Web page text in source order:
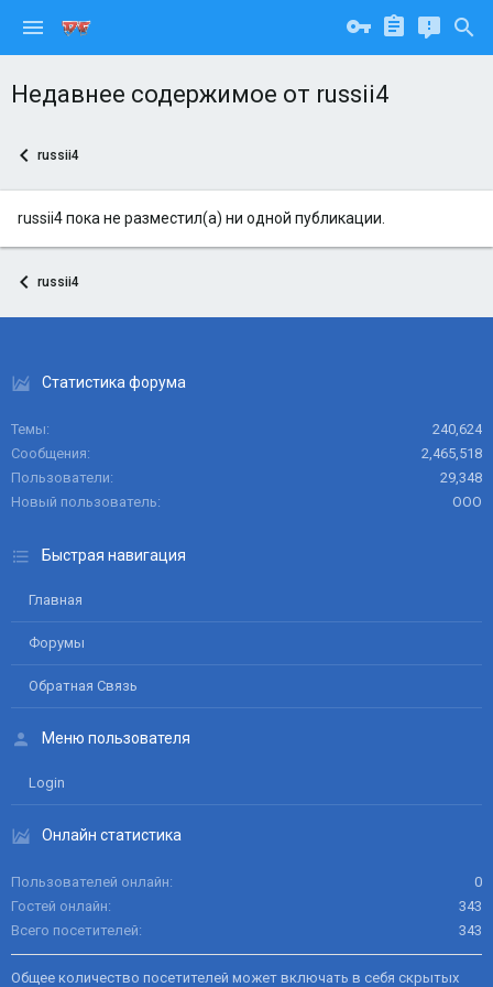
Недавнее содержимое от russii4
russii4
russii4 пока не разместил(а) ни одной публикации.
russii4
Статистика форума
Темы
240,624
Сообщения
2,465,518
Пользователи
29,348
Новый пользователь
ООО
Быстрая навигация
Главная
Форумы
Обратная Связь
Меню пользователя
Login
Онлайн статистика
Пользователей онлайн
0
Гостей онлайн
343
Всего посетителей
343
Общее количество посетителей может включать в себя скрытых